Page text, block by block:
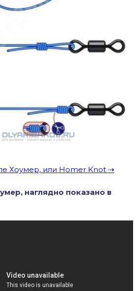
Хоумер, или Homer Knot
наглядно показано в